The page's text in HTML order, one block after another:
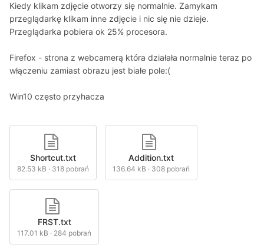
Kiedy klikam zdjęcie otworzy się normalnie. Zamykam
przeglądarkę klikam inne zdjęcie i nic się nie dzieje.
Przeglądarka pobiera ok 25% procesora.
Firefox - strona z webcamerą która działała normalnie teraz po
włączeniu zamiast obrazu jest białe pole:(
Win10 często przyhacza
Shortcut.txt
82.53 kB · 318 pobrań
Addition.txt
136.64 kB · 308 pobrań
FRST.txt
117.01 kB · 284 pobrań